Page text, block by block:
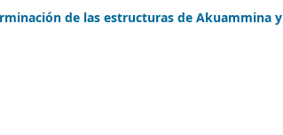
de las estructuras de Akuammina y